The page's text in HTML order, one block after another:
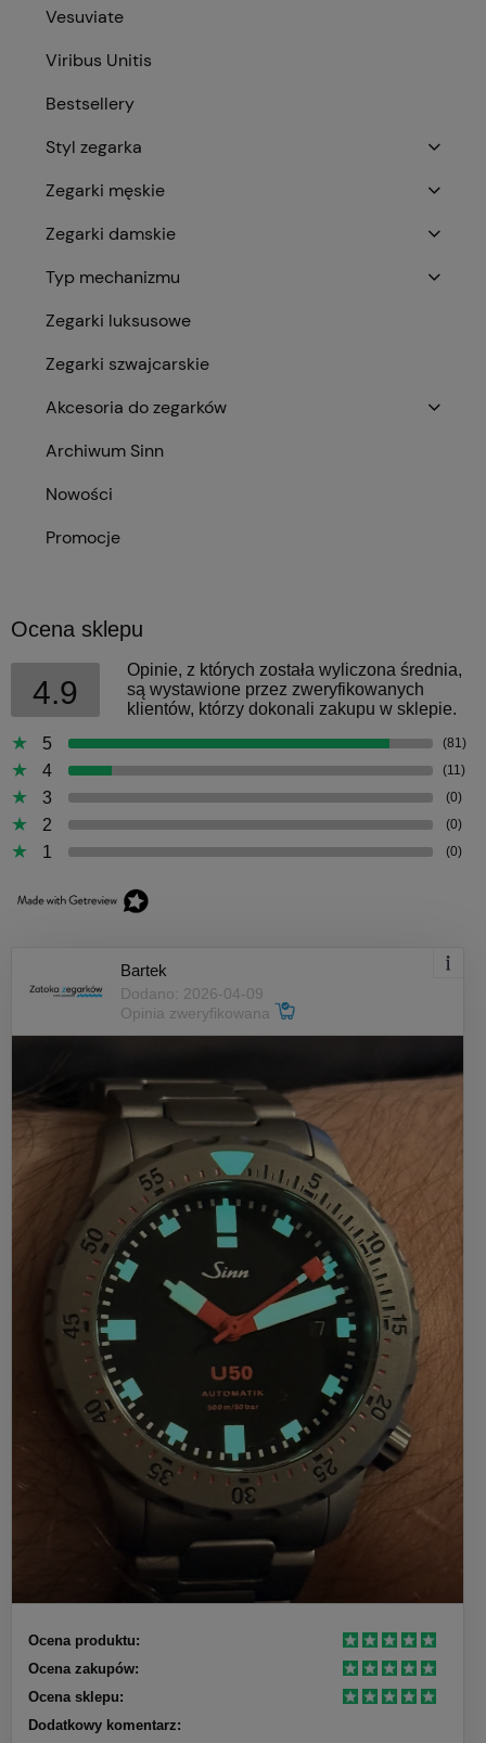
Vesuviate
Viribus Unitis
Bestsellery
Styl zegarka
Zegarki męskie
Zegarki damskie
Typ mechanizmu
Zegarki luksusowe
Zegarki szwajcarskie
Akcesoria do zegarków
Archiwum Sinn
Nowości
Promocje
Ocena sklepu
4.9
Opinie, z których została wyliczona średnia,
są wystawione przez zweryfikowanych
klientów, którzy dokonali zakupu w sklepie.
5
(81)
4 (11)
3 (0)
2 (0)
1 (0)
Bartek
Dodano: 2026-04-09
Opinia zweryfikowana
Ocena produktu:
Ocena zakupów:
Ocena sklepu:
Dodatkowy komentarz: